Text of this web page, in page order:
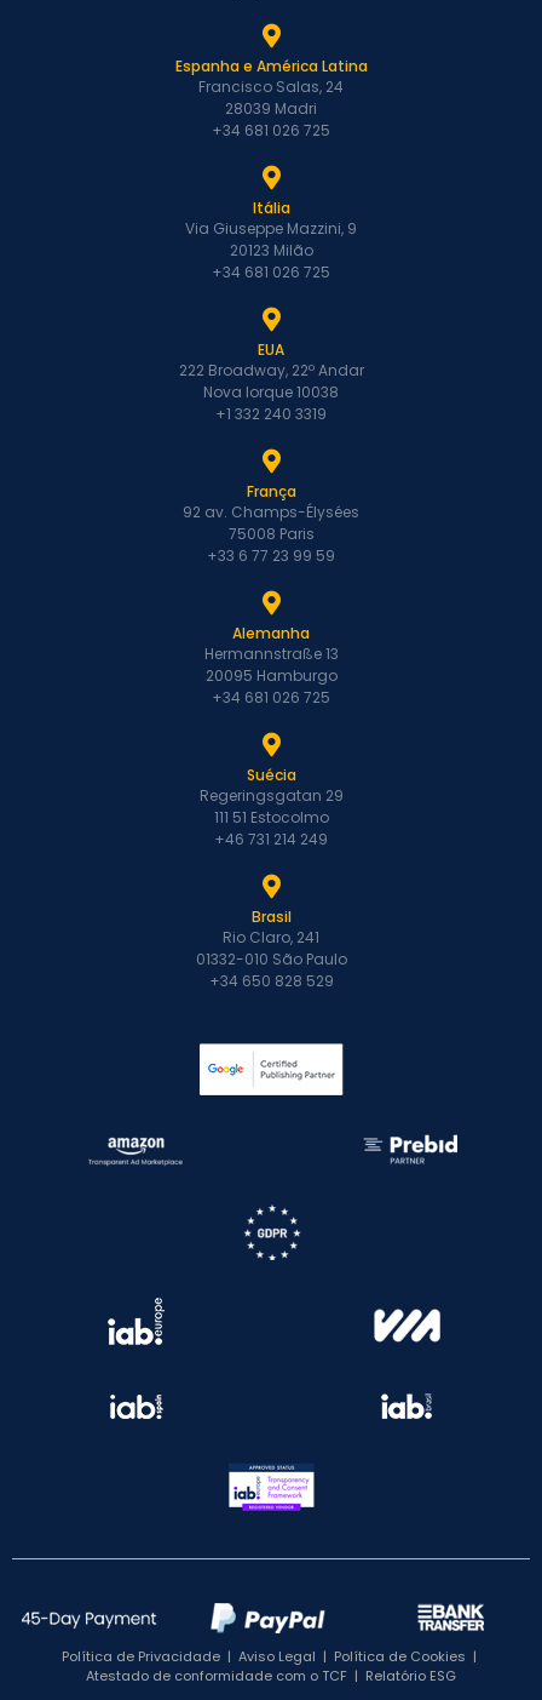
Espanha e América Latina
Francisco Salas, 24
28039 Madri
+34 681 026 725
Itália
Via Giuseppe Mazzini, 9
20123 Milão
+34 681 026 725
EUA
222 Broadway, 22º Andar
Nova Iorque 10038
+1 332 240 3319
França
92 av. Champs-Élysées
75008 Paris
+33 6 77 23 99 59
Alemanha
Hermannstraße 13
20095 Hamburgo
+34 681 026 725
Suécia
Regeringsgatan 29
111 51 Estocolmo
+46 731 214 249
Brasil
Rio Claro, 241
01332-010 São Paulo
+34 650 828 529
Política de Privacidade | Aviso Legal | Política de Cookies |
Atestado de conformidade com o TCF | Relatório ESG